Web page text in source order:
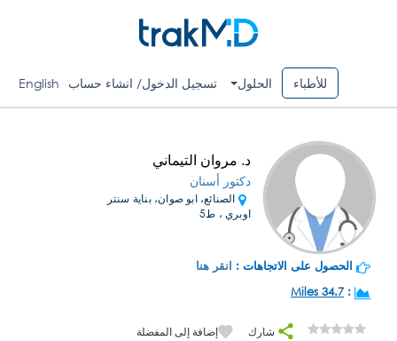
للأطباء الحلول تسجيل الدخول/ انشاء حساب English
د. مروان التيماني
دكتور أسنان
الصنائع، ابو صوان، بناية سنتر
اوبري ، ط5
الحصول على الاتجاهات : انقر هنا
:
34.7 Miles
شارك إضافة إلى المفضلة